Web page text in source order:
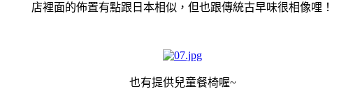
店裡面的佈置有點跟日本相似，但也跟傳統古早味很相像哩！
也有提供兒童餐椅喔~